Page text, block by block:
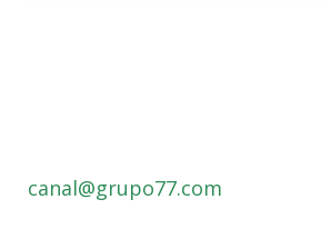
canal@grupo77.com